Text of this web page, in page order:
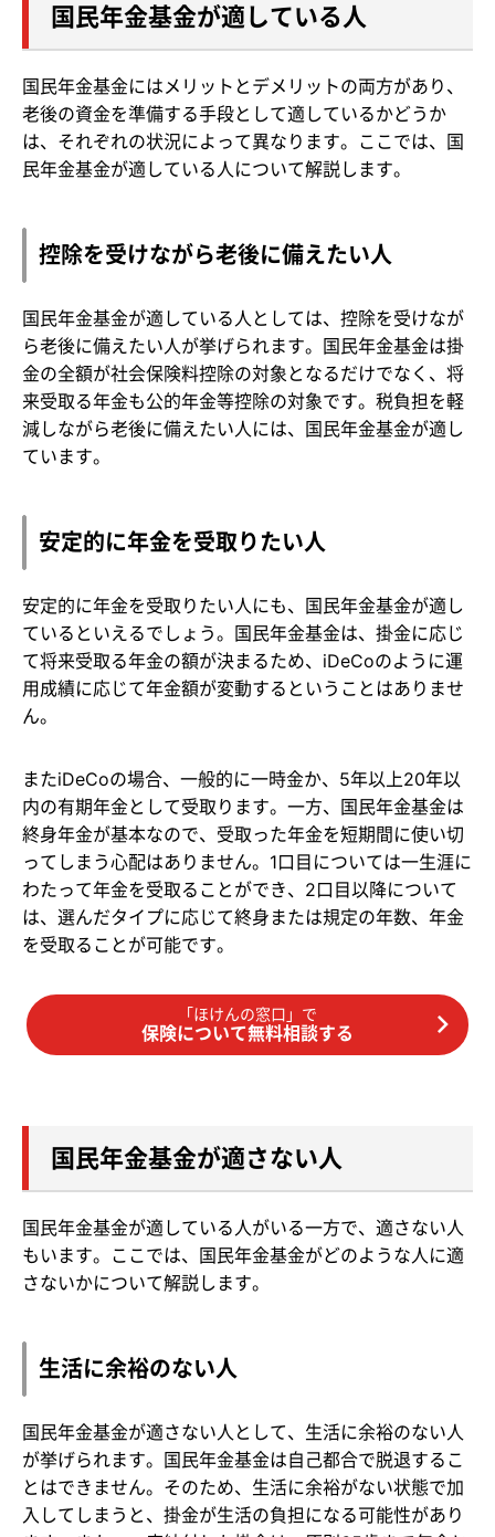
国民年金基金が適している人
国民年金基金にはメリットとデメリットの両方があり、
老後の資金を準備する手段として適しているかどうか
は、それぞれの状況によって異なります。ここでは、国
民年金基金が適している人について解説します。
控除を受けながら老後に備えたい人
国民年金基金が適している人としては、控除を受けなが
ら老後に備えたい人が挙げられます。国民年金基金は掛
金の全額が社会保険料控除の対象となるだけでなく、将
来受取る年金も公的年金等控除の対象です。税負担を軽
減しながら老後に備えたい人には、国民年金基金が適し
ています。
安定的に年金を受取りたい人
安定的に年金を受取りたい人にも、国民年金基金が適し
ているといえるでしょう。国民年金基金は、掛金に応じ
て将来受取る年金の額が決まるため、iDeCoのように運
用成績に応じて年金額が変動するということはありませ
ん。
またiDeCoの場合、一般的に一時金か、5年以上20年以
内の有期年金として受取ります。一方、国民年金基金は
終身年金が基本なので、受取った年金を短期間に使い切
ってしまう心配はありません。1口目については一生涯に
わたって年金を受取ることができ、2口目以降について
は、選んだタイプに応じて終身または規定の年数、年金
を受取ることが可能です。
「ほけんの窓口」で
保険について無料相談する
国民年金基金が適さない人
国民年金基金が適している人がいる一方で、適さない人
もいます。ここでは、国民年金基金がどのような人に適
さないかについて解説します。
生活に余裕のない人
国民年金基金が適さない人として、生活に余裕のない人
が挙げられます。国民年金基金は自己都合で脱退するこ
とはできません。そのため、生活に余裕がない状態で加
入してしまうと、掛金が生活の負担になる可能性があり